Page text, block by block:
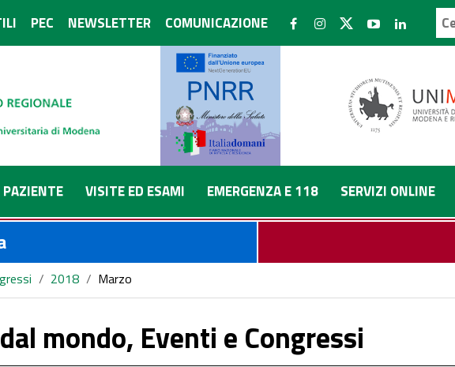
PEC NEWSLETTER COMUNICAZIONE
PAZIENTE VISITE ED ESAMI EMERGENZA E 118 SERVIZI ONLINE
/ 2018 / Marzo
mondo, Eventi e Congressi